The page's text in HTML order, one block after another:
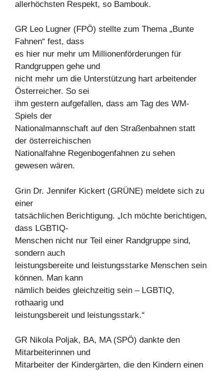
allerhöchsten Respekt, so Bambouk.
GR Leo Lugner (FPÖ) stellte zum Thema „Bunte
Fahnen“ fest, dass
es hier nur mehr um Millionenförderungen für
Randgruppen gehe und
nicht mehr um die Unterstützung hart arbeitender
Österreicher. So sei
ihm gestern aufgefallen, dass am Tag des WM-
Spiels der
Nationalmannschaft auf den Straßenbahnen statt
der österreichischen
Nationalfahne Regenbogenfahnen zu sehen
gewesen wären.
Grin Dr. Jennifer Kickert (GRÜNE) meldete sich zu
einer
tatsächlichen Berichtigung. „Ich möchte berichtigen,
dass LGBTIQ-
Menschen nicht nur Teil einer Randgruppe sind,
sondern auch
leistungsbereite und leistungsstarke Menschen sein
können. Man kann
nämlich beides gleichzeitig sein – LGBTIQ,
rothaarig und
leistungsbereit und leistungsstark.“
GR Nikola Poljak, BA, MA (SPÖ) dankte den
Mitarbeiterinnen und
Mitarbeiter der Kindergärten, die den Kindern einen